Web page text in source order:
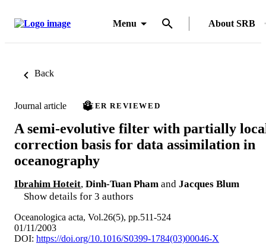
Menu About SRB
Back
Journal article PEER REVIEWED
A semi-evolutive filter with partially
correction basis for data assimilation in
oceanography
Ibrahim Hoteit, Dinh-Tuan Pham and Jacques Blum
Show details for 3 authors
Oceanologica acta, Vol.26(5), pp.511-524
01/11/2003
DOI: https://doi.org/10.1016/S0399-1784(03)00046-X